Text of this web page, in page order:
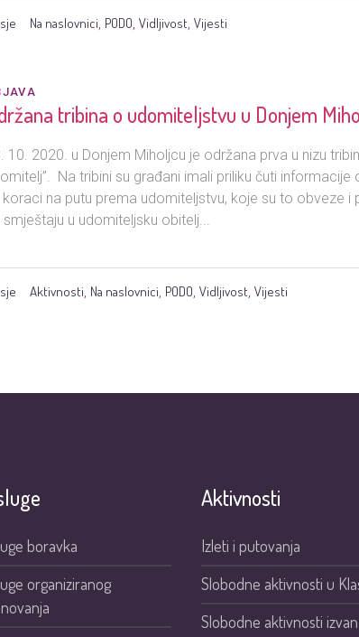
Na naslovnici, PODO,Vidljivost,Vijesti
tribina o udomiteljstvu u Donjem
10. 2020. u Donjem Miholjcu je održana prva u nizu
Na tribini su građani imali priliku čuti
koraci na putu prema udomiteljstvu, koje su to obveze i
smještaju u udomiteljsku obitelj...
Aktivnosti, Na naslovnici, PODO,Vidljivost,Vijesti
boravka
organiziranog
Aktivnosti
Izleti i putovanja
Slobodne aktivnosti u
Slobodne aktivnosti izvan